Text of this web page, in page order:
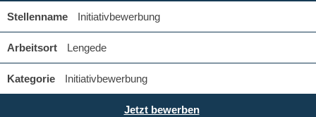
Initiativbewerbung
Lengede
Initiativbewerbung
Jetzt bewerben